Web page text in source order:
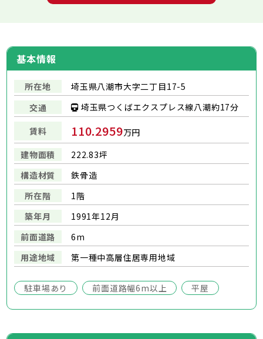
基本情報
所在地
埼玉県八潮市大字二丁目17-5
交通
埼玉県つくばエクスプレス線八潮約17分
賃料 110.2959万円
建物面積
222.83坪
構造材質
鉄骨造
所在階
1階
築年月
1991年12月
前面道路
6m
用途地域
第一種中高層住居専用地域
駐車場あり 前面道路幅6m以上 平屋